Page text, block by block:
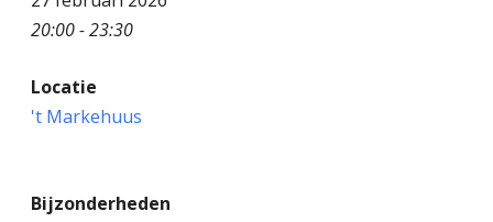
n
20:00 - 23:30
Locatie
't Markehuus
Bijzonderheden